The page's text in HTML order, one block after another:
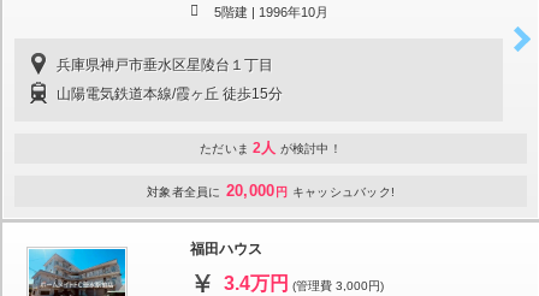
5階建 | 1996年10月
兵庫県神戸市垂水区星陵台１丁目
山陽電気鉄道本線/霞ヶ丘 徒歩15分
ただいま 2人 が検討中！
対象者全員に 20,000 円 キャッシュバック!
福田ハウス
3.4万円 (管理費 3,000円)